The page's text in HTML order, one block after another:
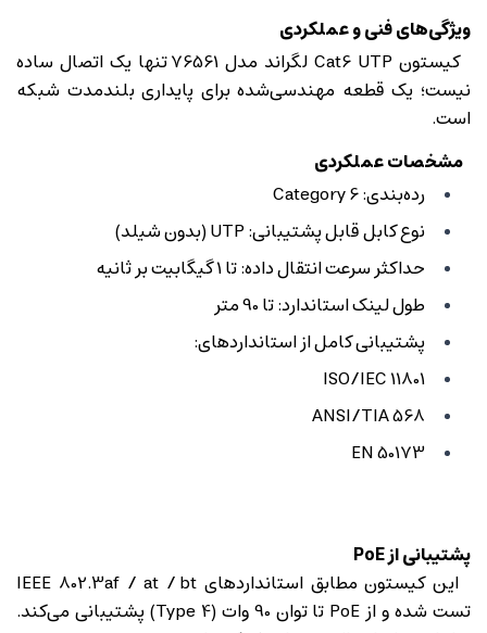
ویژگی‌های فنی و عملکردی
کیستون Cat6 UTP لگراند مدل 76561 تنها یک اتصال ساده
نیست؛ یک قطعه مهندسی‌شده برای پایداری بلندمدت شبکه
است.
مشخصات عملکردی
رده‌بندی: Category 6
نوع کابل قابل پشتیبانی: UTP (بدون شیلد)
حداکثر سرعت انتقال داده: تا 1 گیگابیت بر ثانیه
طول لینک استاندارد: تا 90 متر
پشتیبانی کامل از استانداردهای:
پشتیبانی از PoE
این کیستون مطابق استانداردهای IEEE 802.3af / at / bt
تست شده و از PoE تا توان 90 وات (Type 4) پشتیبانی می‌کند.